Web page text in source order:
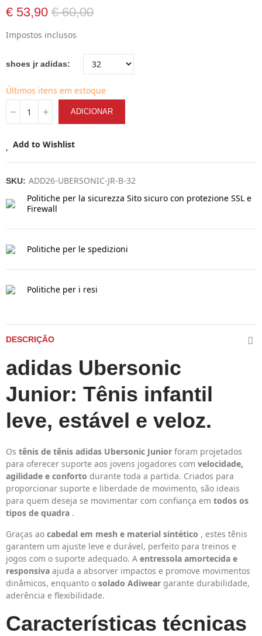
€ 53,90 € 60,00
Impostos inclusos
shoes jr adidas
Últimos itens em estoque
ADICIONAR
Add to Wishlist
SKU: ADD26-UBERSONIC-JR-B-32
Politiche per la sicurezza Sito sicuro con protezione SSL e
Firewall
Politiche per le spedizioni
Politiche per i resi
DESCRIÇÃO
adidas Ubersonic
Junior: Tênis infantil
leve, estável e veloz.
Os tênis de tênis adidas Ubersonic Junior foram projetados
para oferecer suporte aos jovens jogadores com velocidade,
agilidade e conforto durante toda a partida. Criados para
proporcionar suporte e liberdade de movimento, são ideais
para quem deseja se movimentar com confiança em todos os
tipos de quadra .
Graças ao cabedal em mesh e material sintético , estes tênis
garantem um ajuste leve e durável, perfeito para treinos e
jogos com o suporte adequado. A entressola amortecida e
responsiva ajuda a absorver impactos e promove movimentos
dinâmicos, enquanto o solado Adiwear garante durabilidade,
aderência e flexibilidade.
Características técnicas